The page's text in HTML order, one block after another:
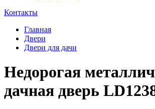
Контакты
Главная
Двери
Двери для дачи
Недорогая
дачная дверь